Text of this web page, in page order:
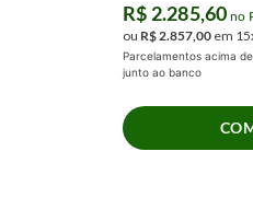
R$ 2.285,60 no
ou R$2.857,00 em 15
Parcelamentos acima
junto ao banco